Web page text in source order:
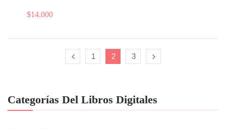
Categorías Del Libros Digitales
$14.000
1 2 3